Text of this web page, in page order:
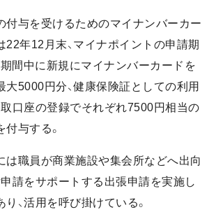
付与を受けるためのマイナンバーカー
22年12月末、マイナポイントの申請期
間中に新規にマイナンバーカードを
大5000円分、健康保険証としての利用
取口座の登録でそれぞれ7500円相当の
与する。
は職員が商業施設や集会所などへ出向
申請をサポートする出張申請を実施し
、活用を呼び掛けている。